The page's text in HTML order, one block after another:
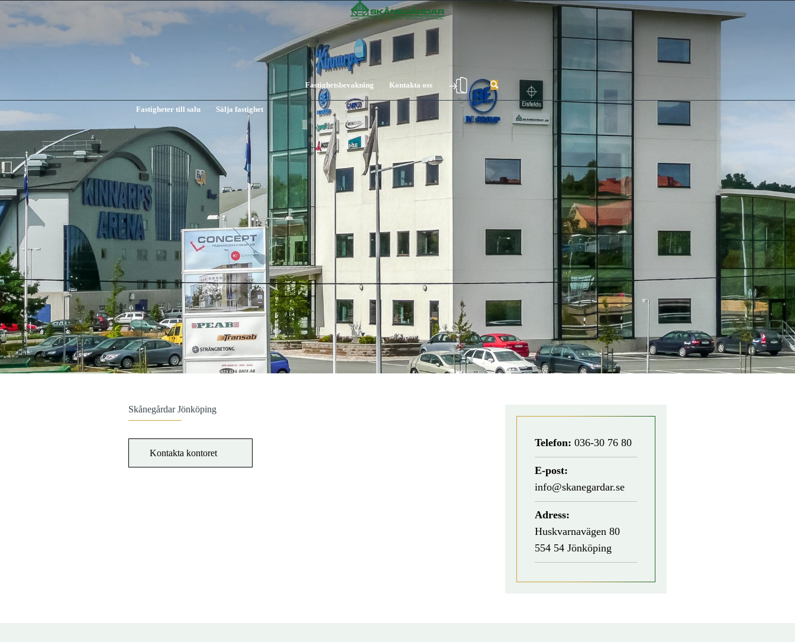
Fastighetsbevakning Kontakta oss
Fastigheter till salu Sälja fastighet
Skånegårdar Jönköping
Kontakta kontoret
Telefon: 036-30 76 80
E-post:
info@skanegardar.se
Adress:
Huskvarnavägen 80
554 54 Jönköping